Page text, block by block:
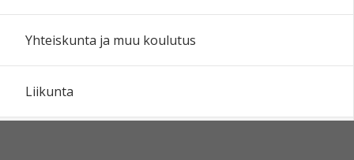
Yhteiskunta ja muu koulutus
Liikunta